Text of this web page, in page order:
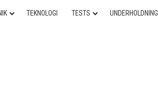
TEKNOLOGI TESTS UNDERHOLDNING